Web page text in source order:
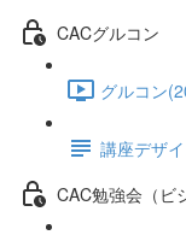
CACグルコン
グルコン
講座デザ
CAC勉強会（ビ